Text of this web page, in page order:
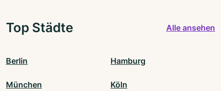
Top Städte Alle ansehen
Berlin Hamburg
München Köln